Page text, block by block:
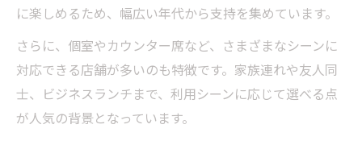
に楽しめるため、幅広い年代から支持を集めています。
さらに、個室やカウンター席など、さまざまなシーンに
対応できる店舗が多いのも特徴です。家族連れや友人同
士、ビジネスランチまで、利用シーンに応じて選べる点
が人気の背景となっています。